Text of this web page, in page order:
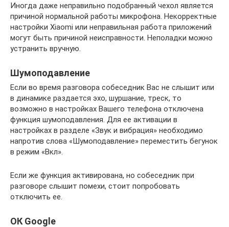
Иногда даже неправильно подобранный чехол является
причиной нормальной работы микрофона. Некорректные
настройки Xiaomi или неправильная работа приложений
могут быть причиной неисправности. Неполадки можно
устранить вручную.
Шумоподавление
Если во время разговора собеседник Вас не слышит или
в динамике раздается эхо, шуршание, треск, то
возможно в настройках Вашего телефона отключена
функция шумоподавления. Для ее активации в
настройках в разделе «Звук и вибрация» необходимо
напротив слова «Шумоподавление» переместить бегунок
в режим «Вкл».
Если же функция активирована, но собеседник при
разговоре слышит помехи, стоит попробовать
отключить ее.
ОК Google